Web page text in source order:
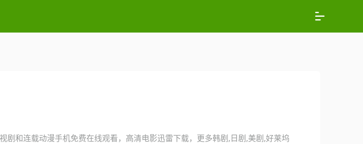
剧和连载动漫手机免费在线观看，高清电影迅雷下载，更多韩剧,日剧,美剧,好莱坞